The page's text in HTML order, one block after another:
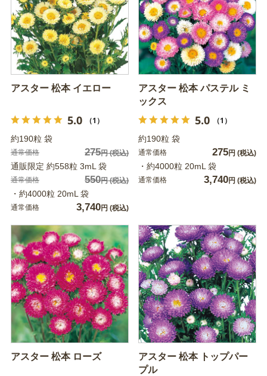
アスター 松本 イエロー
5.0 （1）
約190粒 袋
通常価格 275円(税込)
通販限定 約558粒 3mL 袋
通常価格 550円(税込)
・約4000粒 20mL 袋
通常価格 3,740円 (税込)
アスター 松本 パステル ミ
ックス
5.0 （1）
約190粒 袋
通常価格 275円 (税込)
・約4000粒 20mL 袋
通常価格 3,740円 (税込)
アスター 松本 ローズ
アスター 松本 トップパー
プル